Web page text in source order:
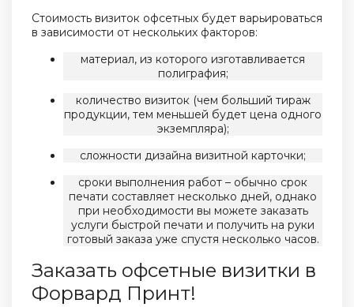
Стоимость визиток офсетных будет варьироваться
в зависимости от нескольких факторов:
материал, из которого изготавливается
полиграфия;
количество визиток (чем больший тираж
продукции, тем меньшей будет цена одного
экземпляра);
сложности дизайна визитной карточки;
сроки выполнения работ – обычно срок
печати составляет несколько дней, однако
при необходимости вы можете заказать
услуги быстрой печати и получить на руки
готовый заказа уже спустя несколько часов.
Заказать офсетные визитки в
Форвард Принт!